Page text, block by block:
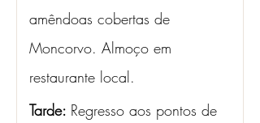
amêndoas cobertas de
Moncorvo. Almoço em
restaurante local.
Tarde: Regresso aos pontos de